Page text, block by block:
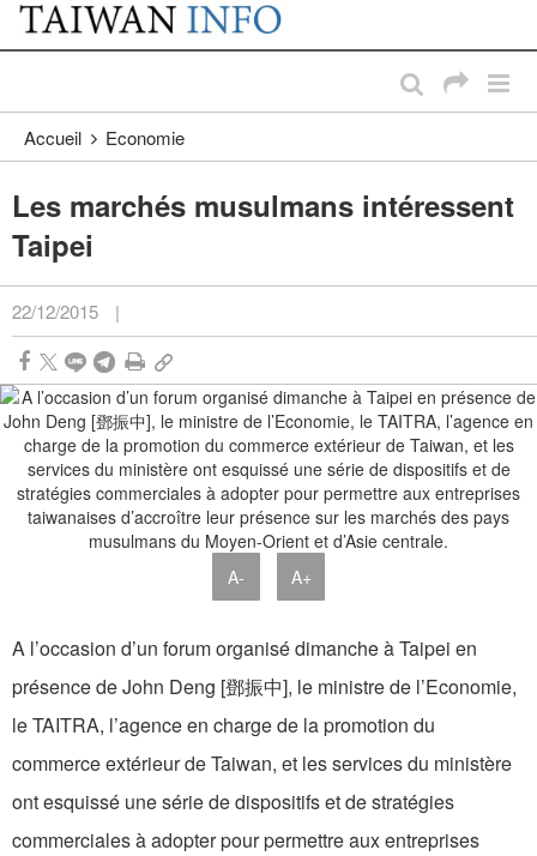
Passer au contenu principal
:::
Accueil Economie
Les marchés musulmans intéressent
Taipei
22/12/2015 |
A- A+
A l’occasion d’un forum organisé dimanche à Taipei en
présence de John Deng [鄧振中], le ministre de l’Economie,
le TAITRA, l’agence en charge de la promotion du
commerce extérieur de Taiwan, et les services du ministère
ont esquissé une série de dispositifs et de stratégies
commerciales à adopter pour permettre aux entreprises